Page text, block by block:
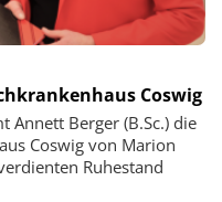
Coswig
Berger (B.Sc.) die
Coswig von Marion
Ruhestand